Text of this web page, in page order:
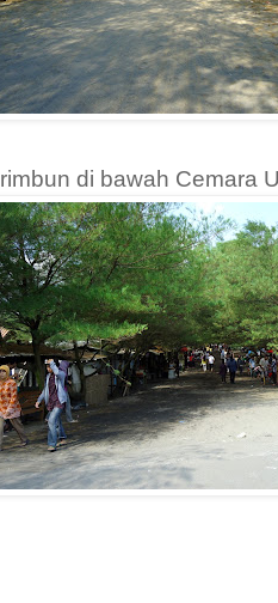
rimbun di bawah Cemara